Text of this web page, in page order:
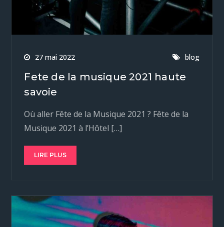
27 mai 2022 blog
Fete de la musique 2021 haute
savoie
Où aller Fête de la Musique 2021 ? Fête de la
Musique 2021 à l’Hôtel […]
LIRE PLUS